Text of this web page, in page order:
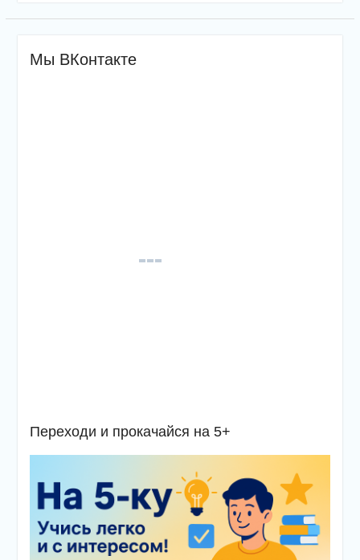
Мы ВКонтакте
Переходи и прокачайся на 5+